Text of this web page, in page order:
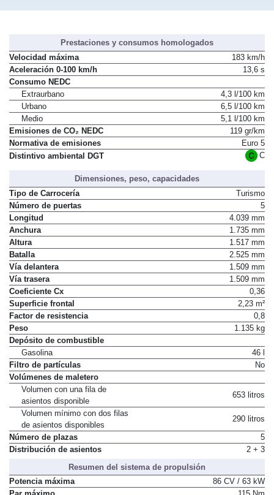
Prestaciones y consumos homologados
Velocidad máxima
183 km/h
Aceleración 0-100 km/h
13,6 s
Consumo NEDC
Extraurbano
4,3 l/100 km
Urbano
6,5 l/100 km
Medio
5,1 l/100 km
Emisiones de CO₂ NEDC
119 gr/km
Normativa de emisiones
Euro 5
Distintivo ambiental DGT
C
Dimensiones, peso, capacidades
Tipo de Carrocería
Turismo
Número de puertas
5
Longitud
4.039 mm
Anchura
1.735 mm
Altura
1.517 mm
Batalla
2.525 mm
Vía delantera
1.509 mm
Vía trasera
1.509 mm
Coeficiente Cx
0,36
Superficie frontal
2,23 m²
Factor de resistencia
0,8
Peso
1.135 kg
Depósito de combustible
Gasolina
46 l
Filtro de partículas
No
Volúmenes de maletero
Volumen con una fila de
asientos disponible
653 litros
Volumen mínimo con dos filas
de asientos disponibles
290 litros
Número de plazas
5
Distribución de asientos
2 + 3
Resumen del sistema de propulsión
Potencia máxima
86 CV / 63 kW